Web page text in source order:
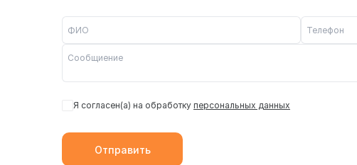
Я согласен(а) на обработку персональных данных
Отправить